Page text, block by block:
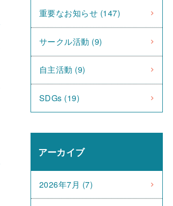
重要なお知らせ (147)
サークル活動 (9)
自主活動 (9)
SDGs (19)
アーカイブ
2026年7月 (7)